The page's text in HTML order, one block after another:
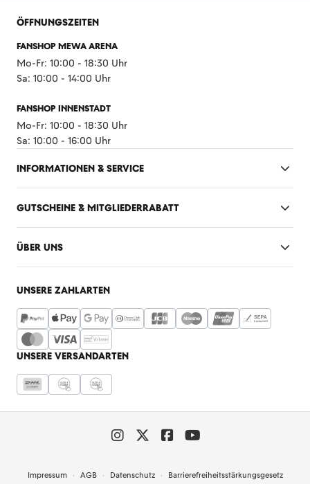
ÖFFNUNGSZEITEN
FANSHOP MEWA ARENA
Mo-Fr: 10:00 - 18:30 Uhr
Sa: 10:00 - 14:00 Uhr
FANSHOP INNENSTADT
Mo-Fr: 10:00 - 18:30 Uhr
Sa: 10:00 - 16:00 Uhr
INFORMATIONEN & SERVICE
GUTSCHEINE & MITGLIEDERRABATT
ÜBER UNS
UNSERE ZAHLARTEN
UNSERE VERSANDARTEN
Impressum AGB Datenschutz Barrierefreiheitsstärkungsgesetz